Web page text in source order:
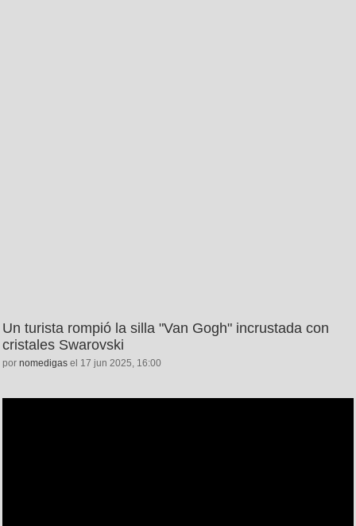
Un turista rompió la silla "Van Gogh" incrustada con
cristales Swarovski
por nomedigas el 17 jun 2025, 16:00